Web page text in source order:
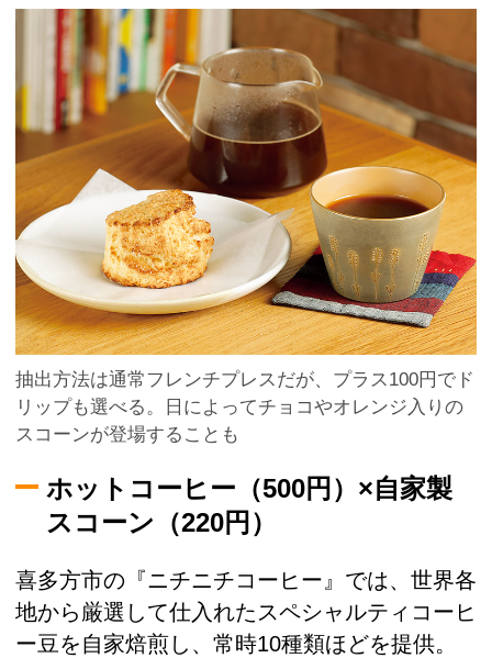
抽出方法は通常フレンチプレスだが、プラス100円でド
リップも選べる。日によってチョコやオレンジ入りの
スコーンが登場することも
ホットコーヒー（500円）×自家製
スコーン（220円）
喜多方市の『ニチニチコーヒー』では、世界各
地から厳選して仕入れたスペシャルティコーヒ
ー豆を自家焙煎し、常時10種類ほどを提供。